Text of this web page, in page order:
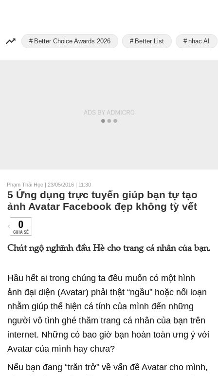
Better Choice Awards 2026 Better List nhạc AI
Phạm Thái Học | 23/05/2016 | 11:30
5 Ứng dụng trực tuyến giúp bạn tự tạo
ảnh Avatar Facebook đẹp không tỳ vết
0
CHIA SẺ
Chút ngộ nghĩnh đầu Hè cho trang cá nhân của bạn.
Hầu hết ai trong chúng ta đều muốn có một hình
ảnh đại diện (Avatar) phải thật “ngầu” hoặc nổi loạn
nhằm giúp thể hiện cá tính của mình đến những
người vô tình ghé thăm trang cá nhân của bạn trên
internet. Những có bao giờ bạn hoàn toàn ưng ý với
Avatar của mình hay chưa?
Nếu bạn đang “trăn trở” về vấn đề Avatar cho mình,